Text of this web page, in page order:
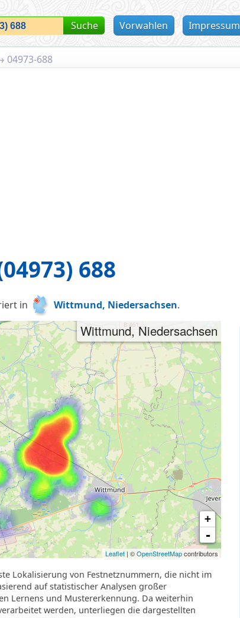
Suche Vorwahlen Impressum
04973-688
688
in Wittmund, Niedersachsen.
+
-
Leaflet | ©OpenStreetMapcontributors
Wittmund, Niedersachsen
Lokalisierung von Festnetznummern, die nicht im
auf statistischer Analysen großer
Lernens und Mustererkennung. Da weiterhin
werden, unterliegen die dargestellten